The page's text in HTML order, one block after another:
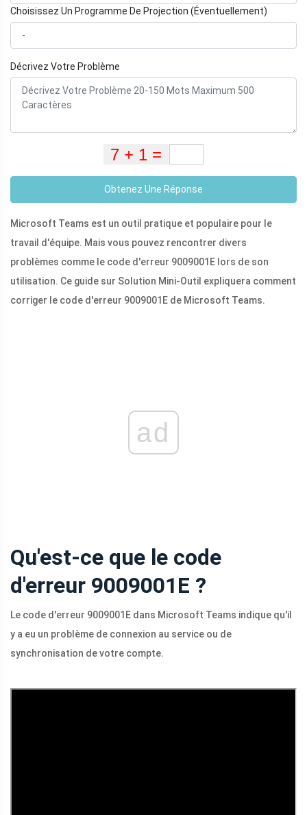
Choisissez Un Programme De Projection (Éventuellement)
Décrivez Votre Problème
Obtenez Une Réponse
Microsoft Teams est un outil pratique et populaire pour le
travail d'équipe. Mais vous pouvez rencontrer divers
problèmes comme le code d'erreur 9009001E lors de son
utilisation. Ce guide sur Solution Mini-Outil expliquera comment
corriger le code d'erreur 9009001E de Microsoft Teams.
ad
Qu'est-ce que le code
d'erreur 9009001E ?
Le code d'erreur 9009001E dans Microsoft Teams indique qu'il
y a eu un problème de connexion au service ou de
synchronisation de votre compte.